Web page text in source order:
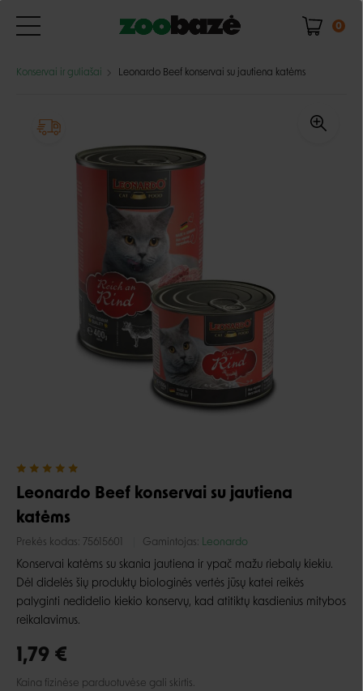
0
Konservai ir guliašai Leonardo Beef konservai su jautiena katėms
Leonardo Beef konservai su jautiena
katėms
Prekės kodas: 75615601 Gamintojas: Leonardo
Konservai katėms su skania jautiena ir ypač mažu riebalų kiekiu.
Dėl didelės šių produktų biologinės vertės jūsų katei reikės
palyginti nedidelio kiekio konservų, kad atitiktų kasdienius mitybos
reikalavimus.
1,79 €
Kaina fizinėse parduotuvėse gali skirtis.